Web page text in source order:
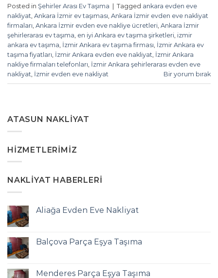
Posted in Şehirler Arası Ev Taşıma Tagged ankara evden eve
nakliyat, Ankara İzmir ev taşıması, Ankara İzmir evden eve nakliyat
firmaları, Ankara İzmir evden eve nakliye ücretleri, Ankara İzmir
şehirlerarası ev taşıma, en iyi Ankara ev taşıma şirketleri, izmir
ankara ev taşıma, İzmir Ankara ev taşıma firması, İzmir Ankara ev
taşıma fiyatları, İzmir Ankara evden eve nakliyat, İzmir Ankara
nakliye firmaları telefonları, İzmir Ankara şehirlerarası evden eve
nakliyat, İzmir evden eve nakliyat Bir yorum bırak
ATASUN NAKLIYAT
HIZMETLERIMIZ
NAKLIYAT HABERLERI
Aliağa Evden Eve Nakliyat
Balçova Parça Eşya Taşıma
Menderes Parça Eşya Taşıma